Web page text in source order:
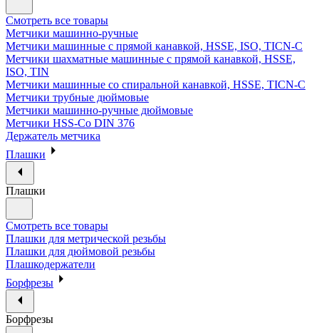
Смотреть все товары
Метчики машинно-ручные
Метчики машинные с прямой канавкой, HSSE, ISO, TICN-C
Метчики шахматные машинные с прямой канавкой, HSSE,
ISO, TIN
Метчики машинные со спиральной канавкой, HSSE, TICN-C
Метчики трубные дюймовые
Метчики машинно-ручные дюймовые
Метчики HSS-Co DIN 376
Держатель метчика
Плашки
Плашки
Смотреть все товары
Плашки для метрической резьбы
Плашки для дюймовой резьбы
Плашкодержатели
Борфрезы
Борфрезы